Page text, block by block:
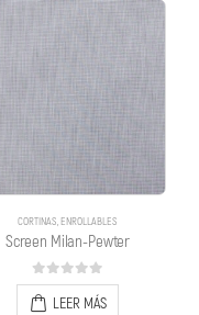
CORTINAS,ENROLLABLES
Screen Milan-Pewter
0out of 5
LEER MÁS